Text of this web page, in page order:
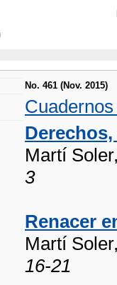
No. 461 (Nov. 2015)
Martí
3
Renacer
Martí
16-21